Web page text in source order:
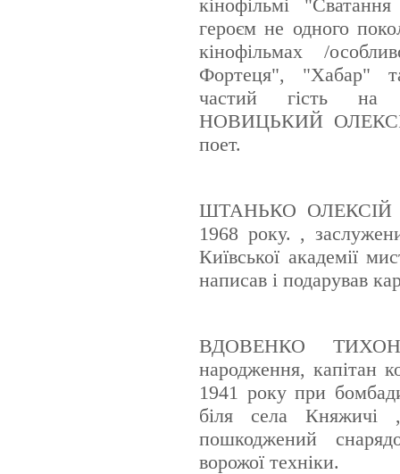
кінофільмі
героєм не одного
кінофільмах /
Фортеця", "Хабар"
частий гість на
НОВИЦЬКИЙ
поет.
ШТАНЬКО ОЛЕКСІЙ
1968 року. ,
Київської академії
написав і подарував
ВДОВЕНКО
народження, капітан
1941 року при
біля села Княжичі
пошкоджений
ворожої техніки.